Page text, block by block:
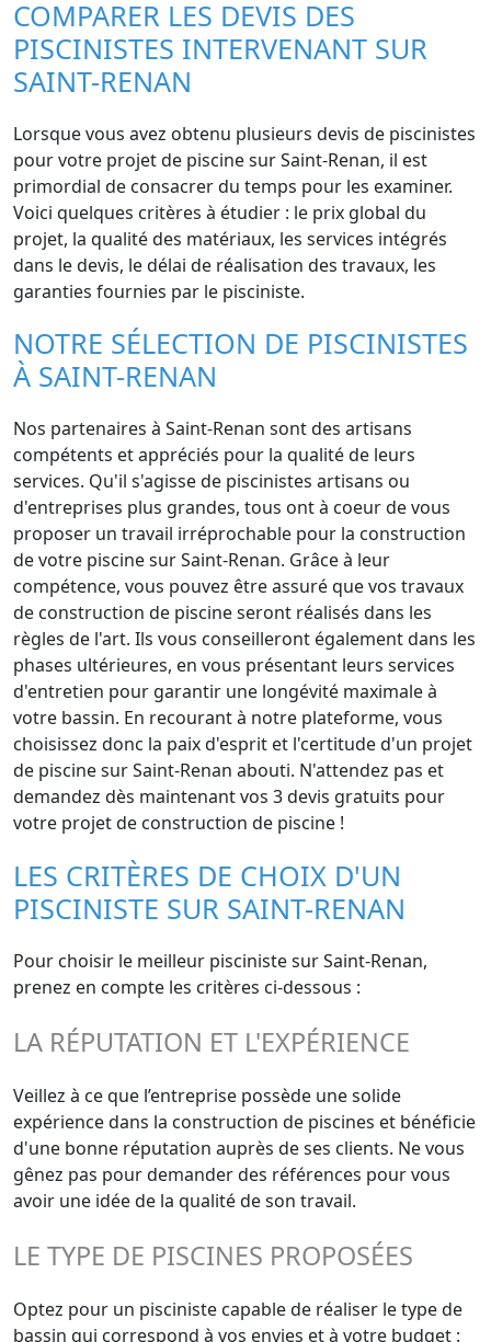
COMPARER LES DEVIS DES
PISCINISTES INTERVENANT SUR
SAINT-RENAN
Lorsque vous avez obtenu plusieurs devis de piscinistes
pour votre projet de piscine sur Saint-Renan, il est
primordial de consacrer du temps pour les examiner.
Voici quelques critères à étudier : le prix global du
projet, la qualité des matériaux, les services intégrés
dans le devis, le délai de réalisation des travaux, les
garanties fournies par le pisciniste.
NOTRE SÉLECTION DE PISCINISTES
À SAINT-RENAN
Nos partenaires à Saint-Renan sont des artisans
compétents et appréciés pour la qualité de leurs
services. Qu'il s'agisse de piscinistes artisans ou
d'entreprises plus grandes, tous ont à coeur de vous
proposer un travail irréprochable pour la construction
de votre piscine sur Saint-Renan. Grâce à leur
compétence, vous pouvez être assuré que vos travaux
de construction de piscine seront réalisés dans les
règles de l'art. Ils vous conseilleront également dans les
phases ultérieures, en vous présentant leurs services
d'entretien pour garantir une longévité maximale à
votre bassin. En recourant à notre plateforme, vous
choisissez donc la paix d'esprit et l'certitude d'un projet
de piscine sur Saint-Renan abouti. N'attendez pas et
demandez dès maintenant vos 3 devis gratuits pour
votre projet de construction de piscine !
LES CRITÈRES DE CHOIX D'UN
PISCINISTE SUR SAINT-RENAN
Pour choisir le meilleur pisciniste sur Saint-Renan,
prenez en compte les critères ci-dessous :
LA RÉPUTATION ET L'EXPÉRIENCE
Veillez à ce que l’entreprise possède une solide
expérience dans la construction de piscines et bénéficie
d'une bonne réputation auprès de ses clients. Ne vous
gênez pas pour demander des références pour vous
avoir une idée de la qualité de son travail.
LE TYPE DE PISCINES PROPOSÉES
Optez pour un pisciniste capable de réaliser le type de
bassin qui correspond à vos envies et à votre budget :